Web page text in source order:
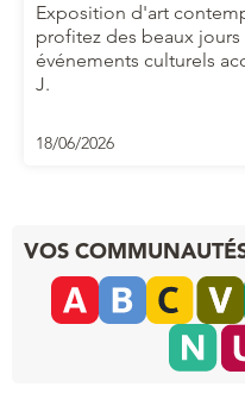
Exposition d'art
profitez des beaux
événements culturels
J.
18/06/2026
VOS